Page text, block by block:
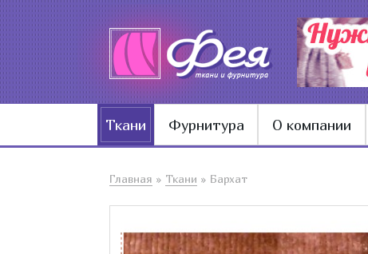
Ткани Фурнитура О компании
Главная » Ткани » Бархат